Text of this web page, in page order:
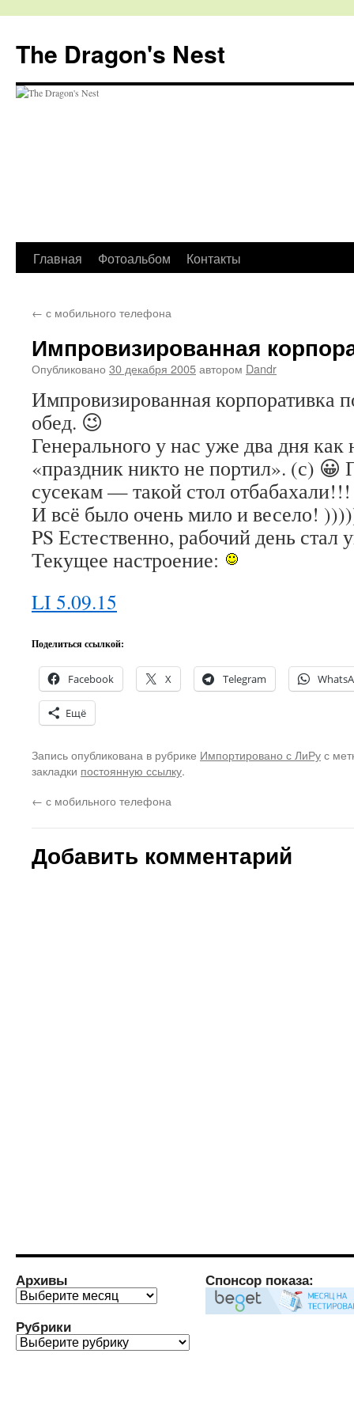
The Dragon's Nest
Перейти
содержимому
Главная Фотоальбом Контакты
← с мобильного телефона
Импровизированная
Опубликовано 30 декабря 2005автором Dandr
Импровизированная корпоративка
обед. 😉
Генерального у нас уже два дня как
«праздник никто не портил». (с) 😀
сусекам — такой стол
И всё было очень мило и весело!
PS Естественно, рабочий день
Текущее настроение:
LI 5.09.15
Поделиться ссылкой:
Facebook X Telegram
Ещё
Запись опубликована в рубрике Импортировано с ЛиРус
закладки постоянную ссылку.
← с мобильного телефона
Добавить комментарий
Архивы
Архивы
Рубрики
Рубрики
Спонсор показа: